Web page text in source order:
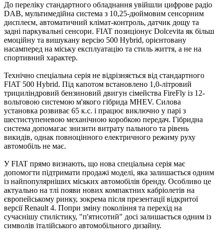
До переліку стандартного обладнання увійшли цифрове радіо
DAB, мультимедійна система з 10,25-дюймовим сенсорним
дисплеєм, автоматичний клімат-контроль, датчик дощу та
задні паркувальні сенсори. FIAT позиціонує Dolcevita як більш
емоційну та вишукану версію 500 Hybrid, орієнтовану
насамперед на міську експлуатацію та стиль життя, а не на
спортивний характер.
Технічно спеціальна серія не відрізняється від стандартного
FIAT 500 Hybrid. Під капотом встановлено 1,0-літровий
трициліндровий бензиновий двигун сімейства FireFly із 12-
вольтовою системою м'якого гібрида MHEV. Силова
установка розвиває 65 к.с. і працює виключно у парі з
шестиступеневою механічною коробкою передач. Гібридна
система допомагає знизити витрату пального та рівень
викидів, однак повноцінного електричного режиму руху
автомобіль не має.
У FIAT прямо визнають, що нова спеціальна серія має
допомогти підтримати продажі моделі, яка залишається одним
із найпопулярніших міських автомобілів бренду. Особливо це
актуально на тлі появи нових компактних кабріолетів на
європейському ринку, зокрема після презентації відкритої
версії Renault 4. Попри зміну покоління та перехід на
сучаснішу стилістику, "п'ятисотий" досі залишається одним із
символів італійського автомобільного дизайну.